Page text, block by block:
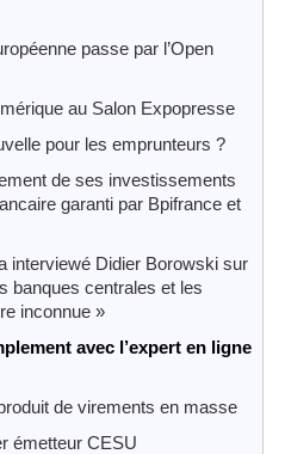
passe par l’Open
au Salon Expopresse
pour les emprunteurs ?
de ses investissements
garanti par Bpifrance et
interviewé Didier Borowski sur
banques centrales et les
inconnue »
avec l’expert en ligne
de virements en masse
émetteur CESU